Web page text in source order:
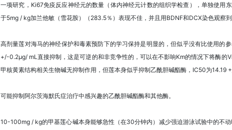
一项研究，Ki67免疫反应神经元的数量（体内神经元计数的组织学检查），单独使
于5mg / kg加兰他敏（雪花胺）（283.5％）表现不佳，并且用BDNF和DCX染色观察
高剂量莲对海马的神经保护和毒素预防下的学习保持是明显的，但似乎没有比使用
+/-0.2μg/ mL直接抑制，这是可逆的和非竞争性的，可以在不影响Km的情况下将酶
甲核黄素结构相关生物碱无抑制作用，但莲本身似乎抑制乙酰胆碱酯酶，IC50为
可能抑制阿尔茨海默氏症治疗中感兴趣的乙酰胆碱酯酶和其他酶。
10-100mg / kg的甲基莲心碱本身能够急性（在30分钟内）减少强迫游泳试验中的不